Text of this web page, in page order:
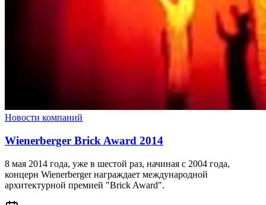
Новости компаний
Wienerberger Brick Award 2014
8 мая 2014 года, уже в шестой раз, начиная с 2004 года,
концерн Wienerberger награждает международной
архитектурной премией "Brick Award".